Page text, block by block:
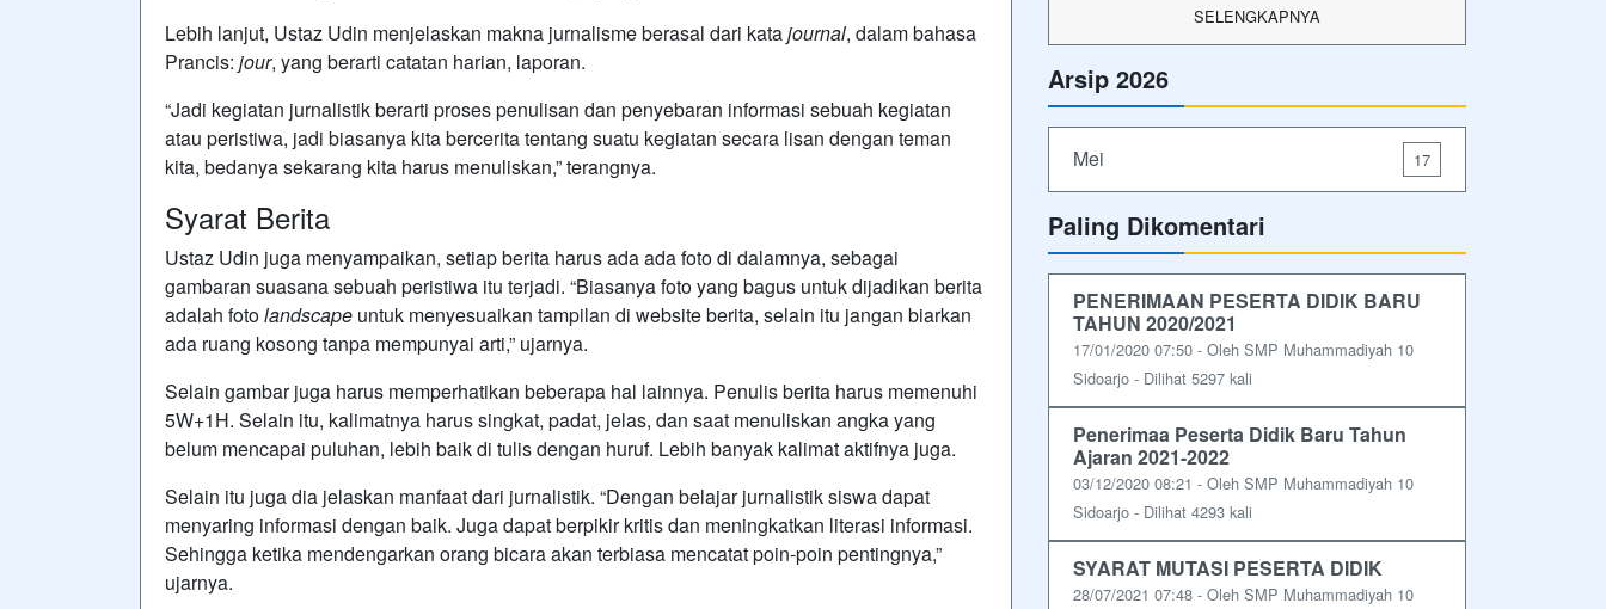
Lebih lanjut, Ustaz Udin menjelaskan makna jurnalisme berasal dari katajournal, dalam bahasa
Prancis: jour, yang berarti catatan harian, laporan.
“Jadi kegiatan jurnalistik berarti proses penulisan dan penyebaran informasi sebuah kegiatan
atau peristiwa, jadi biasanya kita bercerita tentang suatu kegiatan secara lisan dengan teman
kita, bedanya sekarang kita harus menuliskan,” terangnya.
Syarat Berita
‎Ustaz Udin juga menyampaikan, setiap berita harus ada ada foto di dalamnya, sebagai
gambaran suasana sebuah peristiwa itu terjadi. “Biasanya foto yang bagus untuk dijadikan berita
adalah fotolandscape untuk menyesuaikan tampilan di website berita, selain itu jangan biarkan
ada ruang kosong tanpa mempunyai arti,” ujarnya.
Selain gambar juga harus memperhatikan beberapa hal lainnya. Penulis berita harus memenuhi
5W+1H. Selain itu, kalimatnya harus singkat, padat, jelas, dan saat menuliskan angka yang
belum mencapai puluhan, lebih baik di tulis dengan huruf. Lebih banyak kalimat aktifnya juga.
Selain itu juga dia jelaskan ‎manfaat dari jurnalistik. “Dengan belajar jurnalistik siswa dapat
menyaring informasi dengan baik. Juga dapat berpikir kritis dan meningkatkan literasi informasi.
Sehingga ketika mendengarkan orang bicara akan terbiasa mencatat poin-poin pentingnya,”
ujarnya.
SELENGKAPNYA
Arsip 2026
Mei 17
Paling Dikomentari
PENERIMAAN PESERTA DIDIK BARU
TAHUN 2020/2021
17/01/2020 07:50 - Oleh SMP Muhammadiyah 10
Sidoarjo - Dilihat 5297 kali
Penerimaa Peserta Didik Baru Tahun
Ajaran 2021-2022
03/12/2020 08:21 - Oleh SMP Muhammadiyah 10
Sidoarjo - Dilihat 4293 kali
SYARAT MUTASI PESERTA DIDIK
28/07/2021 07:48 - Oleh SMP Muhammadiyah 10